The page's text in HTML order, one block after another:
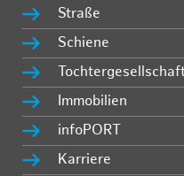
Straße
Schiene
Immobilien
infoPORT
Karriere